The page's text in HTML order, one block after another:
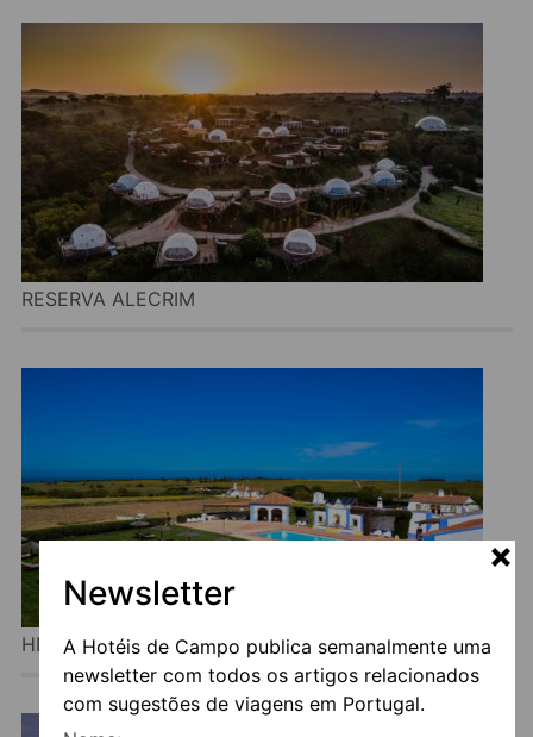
Newsletter
A Hotéis de Campo publica semanalmente uma
newsletter com todos os artigos relacionados
com sugestões de viagens em Portugal.
RESERVA ALECRIM
HERDADE DO TOURIL